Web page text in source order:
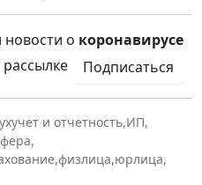
о коронавирусе
Подписаться
и отчетность,ИП,
,
,физлица,юрлица,